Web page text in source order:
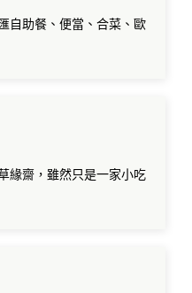
自助餐、便當、合菜、歐
緣齋，雖然只是一家小吃